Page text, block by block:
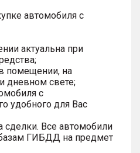
автомобиля с
актуальна при
помещении, на
дневном свете;
с
удобного для Вас
сделки. Все автомобили
ГИБДД на предмет